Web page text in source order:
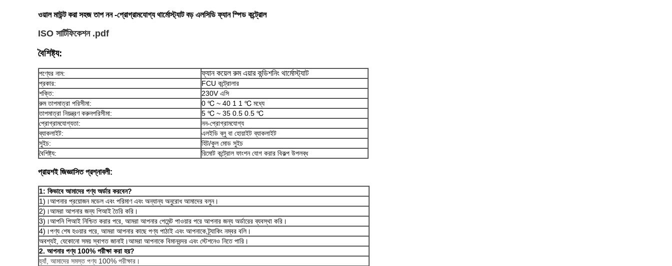
ওয়াল মাউন্ট করা সহজ তাপ নন -প্রোগ্রামযোগ্য থার্মোস্ট্যাট বড় এলসিডি ফ্যান স্পিড কন্ট্রোল
ISO সার্টিফিকেশন .pdf
বৈশিষ্ট্য:
পণ্যের নাম: ফ্যান কয়েল রুম এয়ার কন্ডিশনিং থার্মোস্ট্যাট
প্রকার:
FCU কন্ট্রোলার
শক্তি:
230V এসি
রুম তাপমাত্রা পরিসীমা:
0 ℃ ~ 40 1 1 ℃ মধ্যে
তাপমাত্রা নিয়ন্ত্রণ করুনপরিসীমা:
5 ℃ ~ 35 0.5 0.5 ℃
প্রোগ্রামযোগ্যতা:
নন-প্রোগ্রামযোগ্য
ব্যাকলাইট:
এলইডি ব্লু বা হোয়াইট ব্যাকলাইট
সুইচ:
হিট/কুল মোড সুইচ
বৈশিষ্ট্য:
রিমোট কন্ট্রোল ফাংশন যোগ করার বিকল্প উপলব্ধ
প্রায়শই জিজ্ঞাসিত প্রশ্নাবলী:
1: কিভাবে আমাদের পণ্য অর্ডার করবেন?
1)।আপনার প্রয়োজন মডেল এবং পরিমাণ এবং অন্যান্য অনুরোধ আমাদের বলুন।
2)।আমরা আপনার জন্য পিআই তৈরি করি।
3)।আপনি পিআই নিশ্চিত করার পরে, আমরা আপনার পেমেন্ট পাওয়ার পরে আপনার জন্য অর্ডারের ব্যবস্থা করি।
4)।পণ্য শেষ হওয়ার পরে, আমরা আপনার কাছে পণ্য পাঠাই এবং আপনাকে ট্র্যাকিং নম্বর বলি।
অবশ্যই, যেকোনো সময় স্বাগত জানাই।আমরা আপনাকে বিমানবন্দর এবং স্টেশনেও নিতে পারি।
2. আপনার পণ্য 100% পরীক্ষা করা হয়?
হ্যাঁ, আমাদের সমস্ত পণ্য 100% পরীক্ষার।